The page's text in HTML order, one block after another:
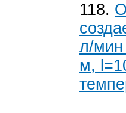
118.
л/мин
м,